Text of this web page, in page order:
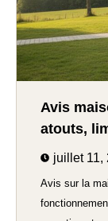
Avis
atouts,
juillet 11,
Avis sur la